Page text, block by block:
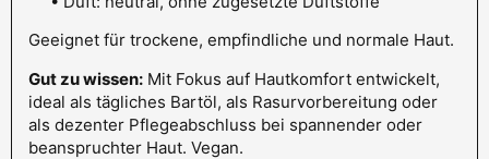
Geeignet für trockene, empfindliche und normale Haut.
Gut zu wissen: Mit Fokus auf Hautkomfort entwickelt,
ideal als tägliches Bartöl, als Rasurvorbereitung oder
als dezenter Pflegeabschluss bei spannender oder
beanspruchter Haut. Vegan.